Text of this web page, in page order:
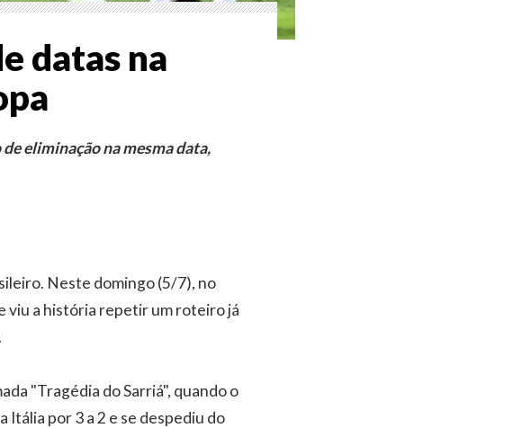
datas na
eliminação na mesma data,
Neste domingo (5/7), no
viu a história repetir um roteiro já
"Tragédia do Sarriá", quando o
por 3 a 2 e se despediu do